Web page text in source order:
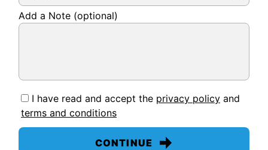
Add a Note (optional)
I have read and accept the privacy policy and
terms and conditions
CONTINUE